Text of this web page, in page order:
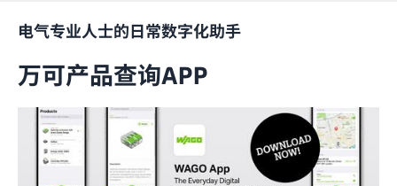
电气专业人士的日常数字化助手
万可产品查询APP